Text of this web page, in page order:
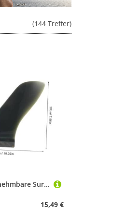
(144 Treffer)
GAROZATION Abnehmbare Surfboard Fin aus Kunststoff Stabilisierender Wassertrenner Paddle Fin Zubehör für Verbessertes Board Tracking Einfache Montage für Kayak Sup Abenteuer
15,49 €